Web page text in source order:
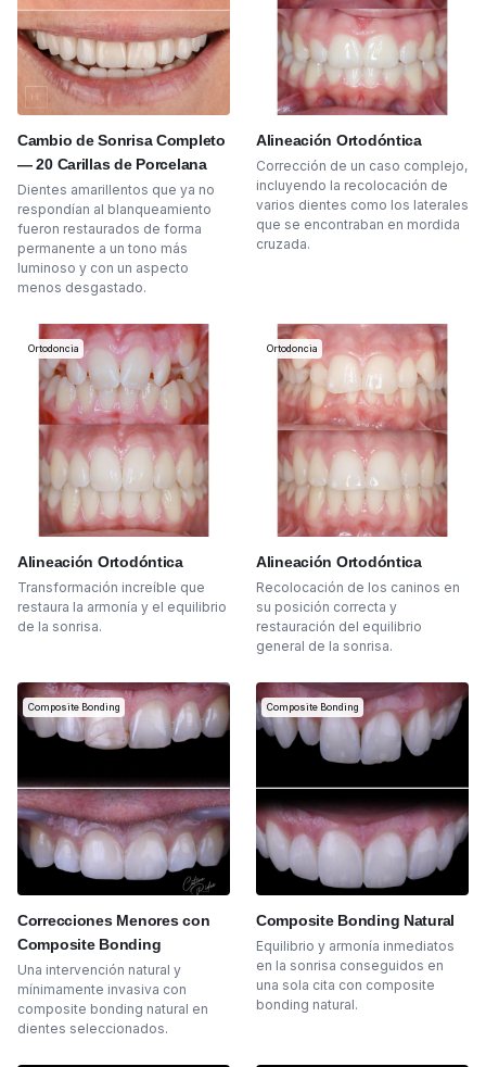
Cambio de Sonrisa Completo
— 20 Carillas de Porcelana
Dientes amarillentos que ya no
respondían al blanqueamiento
fueron restaurados de forma
permanente a un tono más
luminoso y con un aspecto
menos desgastado.
Alineación Ortodóntica
Corrección de un caso complejo,
incluyendo la recolocación de
varios dientes como los laterales
que se encontraban en mordida
cruzada.
Ortodoncia
Alineación Ortodóntica
Transformación increíble que
restaura la armonía y el equilibrio
de la sonrisa.
Ortodoncia
Alineación Ortodóntica
Recolocación de los caninos en
su posición correcta y
restauración del equilibrio
general de la sonrisa.
Composite Bonding
Correcciones Menores con
Composite Bonding
Una intervención natural y
mínimamente invasiva con
composite bonding natural en
dientes seleccionados.
Composite Bonding
Composite Bonding Natural
Equilibrio y armonía inmediatos
en la sonrisa conseguidos en
una sola cita con composite
bonding natural.